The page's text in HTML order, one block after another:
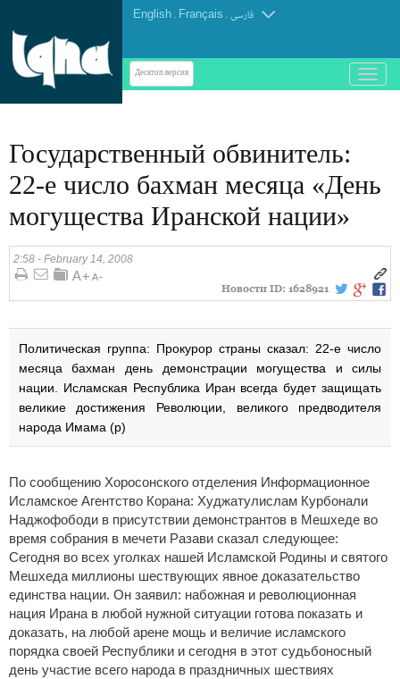
English . Français . فارسی
Десктоп-версия
باز
و
Государственный обвинитель:
22-е число бахман месяца «День
могущества Иранской нации»
2:58 - February 14, 2008
Новости ID: 1628921
Политическая группа: Прокурор страны сказал: 22-е число
месяца бахман день демонстрации могущества и силы
нации. Исламская Республика Иран всегда будет защищать
великие достижения Революции, великого предводителя
народа Имама (р)
По сообщению Хоросонского отделения Информационное
Исламское Агентство Корана: Худжатулислам Курбонали
Наджофободи в присутствии демонстрантов в Мешхеде во
время собрания в мечети Разави сказал следующее:
Сегодня во всех уголках нашей Исламской Родины и святого
Мешхеда миллионы шествующих явное доказательство
единства нации. Он заявил: набожная и революционная
нация Ирана в любой нужной ситуации готова показать и
доказать, на любой арене мощь и величие исламского
порядка своей Республики и сегодня в этот судьбоносный
день участие всего народа в праздничных шествиях